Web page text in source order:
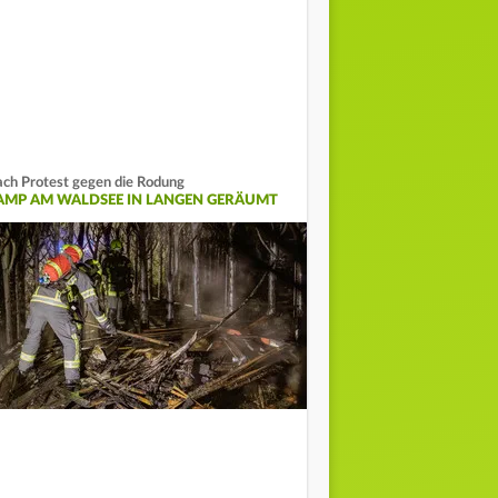
Protest gegen die Rodung
AM WALDSEE IN LANGEN GERÄUMT